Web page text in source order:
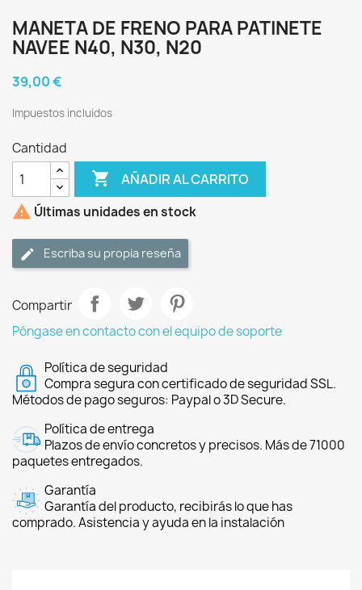
MANETA DE FRENO PARA PATINETE
NAVEE N40, N30, N20
39,00 €
Impuestos incluidos
Cantidad
 AÑADIR AL CARRITO
 Últimas unidades en stock
Escriba su propia reseña
Compartir
Póngase en contacto con el equipo de soporte
Política de seguridad
Compra segura con certificado de seguridad SSL.
Métodos de pago seguros: Paypal o 3D Secure.
Política de entrega
Plazos de envío concretos y precisos. Más de 71000
paquetes entregados.
Garantía
Garantía del producto, recibirás lo que has
comprado. Asistencia y ayuda en la instalación